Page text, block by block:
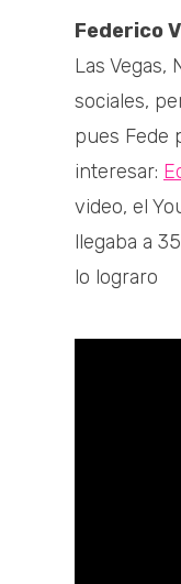
Federico
Las Vegas,
sociales,
pues Fede
interesar:
video, el
llegaba a
lo lograro